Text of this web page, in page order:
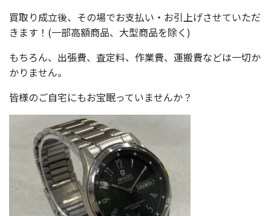
買取り成立後、その場でお支払い・お引上げさせていただ
きます！(一部高額商品、大型商品を除く)
もちろん、出張費、査定料、作業費、運搬費などは一切か
かりません。
皆様のご自宅にもお宝眠っていませんか？